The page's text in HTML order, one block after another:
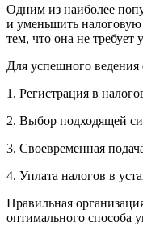
Одним из наиболее
и уменьшить
тем, что она не
Для успешного
1. Регистрация в
2. Выбор подходящей
3. Своевременная
4. Уплата налогов в
Правильная
оптимального способа